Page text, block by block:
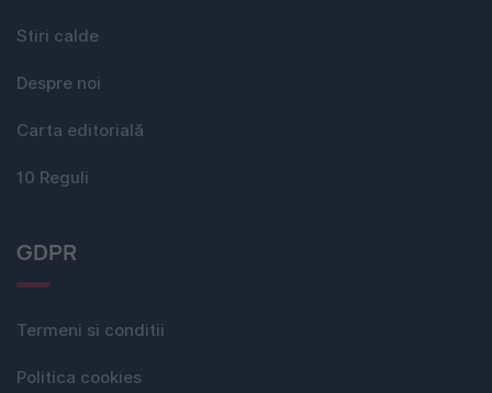
Stiri calde
Despre noi
Carta editorială
10 Reguli
GDPR
Termeni si conditii
Politica cookies